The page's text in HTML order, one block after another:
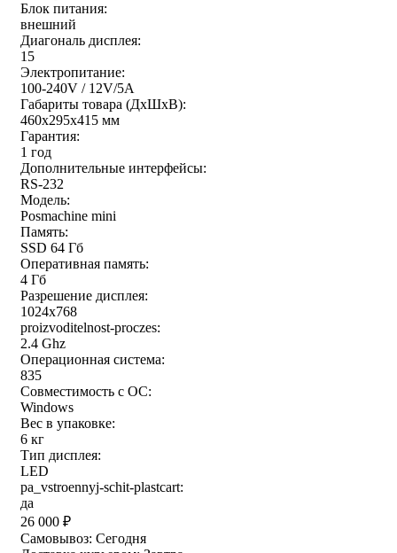
Блок питания:
внешний
Диагональ дисплея:
15
Электропитание:
100-240V / 12V/5A
Габариты товара (ДxШxВ):
460x295x415 мм
Гарантия:
1 год
Дополнительные интерфейсы:
RS-232
Модель:
Posmachine mini
Память:
SSD 64 Гб
Оперативная память:
4 Гб
Разрешение дисплея:
1024x768
proizvoditelnost-proczes:
2.4 Ghz
Операционная система:
835
Совместимость с ОС:
Windows
Вес в упаковке:
6 кг
Тип дисплея:
LED
pa_vstroennyj-schit-plastcart:
да
26 000 ₽
Самовывоз: Сегодня